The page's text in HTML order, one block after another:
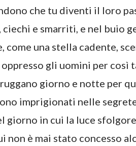
che tu diventi il loro
e smarriti, e nel buio
come una stella cadente,
gli uomini per così
giorno e notte per
imprigionati nelle
giorno in cui la luce
è mai stato concesso